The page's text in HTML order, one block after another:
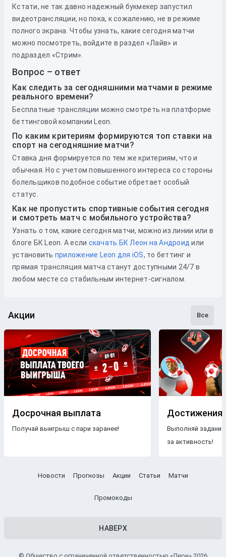
Кстати, не так давно надежный букмекер запустил
видеотрансляции, но пока, к сожалению, не в режиме
полного экрана. Чтобы узнать, какие сегодня матчи
можно посмотреть, войдите в раздел «Лайв» и
подраздел «Стрим».
Вопрос – ответ
Как следить за сегодняшними матчами в режиме
реального времени?
Бесплатные трансляции можно смотреть на платформе
беттинговой компании Leon.
По каким критериям формируются топ ставки на
спорт на сегодняшние матчи?
Ставка дня формируется по тем же критериям, что и
обычная. Но с учетом повышенного интереса со стороны
болельщиков подобное событие обретает особый
статус.
Как не пропустить спортивные события сегодня
и смотреть матч с мобильного устройства?
Узнать о том, какие сегодня матчи, можно из линии или в
блоге БК Leon. А если скачать БК Леон на Андроид или
установить приложение Leon для iOS, то беттинг и
прямая трансляция матча станут доступными 24/7 в
любом месте со стабильным интернет-сигналом.
Акции Все
Досрочная выплата
Получай выигрыш с пари заранее!
Достижения
Выполняй
за активность!
Новости Прогнозы Акции Статьи Матчи
Промокоды
НАВЕРХ